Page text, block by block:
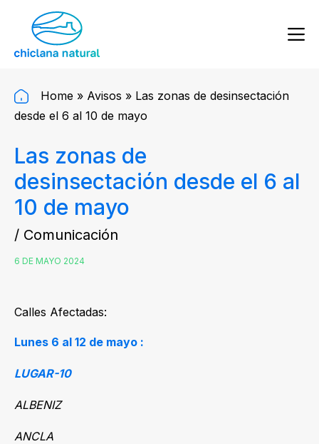
Home » Avisos » Las zonas de desinsectación
desde el 6 al 10 de mayo
Las zonas de
desinsectación desde el 6 al
10 de mayo
/ Comunicación
6 DE MAYO 2024
Calles Afectadas:
Lunes 6 al 12 de mayo :
LUGAR-10
ALBENIZ
ANCLA